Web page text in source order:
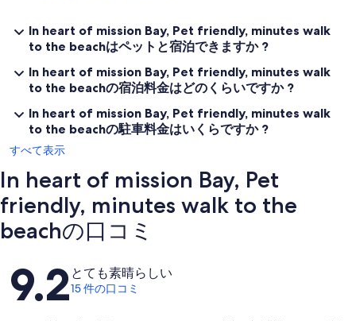
In heart of mission Bay, Pet friendly, minutes walk
to the beachはペットと宿泊できますか ?
In heart of mission Bay, Pet friendly, minutes walk
to the beachの宿泊料金はどのくらいですか ?
In heart of mission Bay, Pet friendly, minutes walk
to the beachの駐車料金はいくらですか ?
すべて表示
In heart of mission Bay, Pet
friendly, minutes walk to the
beachの口コミ
口
コ
9.2 とても素晴らしい
15 件の口コミ